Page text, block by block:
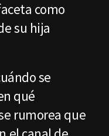
como
su hija
se
qué
rumorea que